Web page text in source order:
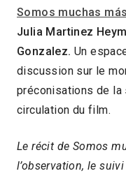
Somos muchas
Julia Martinez
Gonzalez. Un
discussion sur le
préconisations de
circulation du film.
Le récit de Somos
l’observation, le